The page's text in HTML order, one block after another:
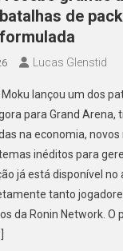
de
Lucas Glenstid
lançou um dos
para Grand Arena,
na economia, novos
inéditos para
já está disponível no
tanto
da Ronin Network. O